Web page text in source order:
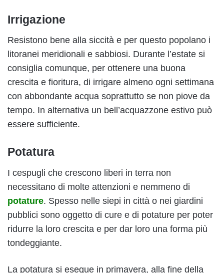
Irrigazione
Resistono bene alla siccità e per questo popolano i
litoranei meridionali e sabbiosi. Durante l’estate si
consiglia comunque, per ottenere una buona
crescita e fioritura, di irrigare almeno ogni settimana
con abbondante acqua soprattutto se non piove da
tempo. In alternativa un bell’acquazzone estivo può
essere sufficiente.
Potatura
I cespugli che crescono liberi in terra non
necessitano di molte attenzioni e nemmeno di
potature. Spesso nelle siepi in città o nei giardini
pubblici sono oggetto di cure e di potature per poter
ridurre la loro crescita e per dar loro una forma più
tondeggiante.
La potatura si esegue in primavera, alla fine della